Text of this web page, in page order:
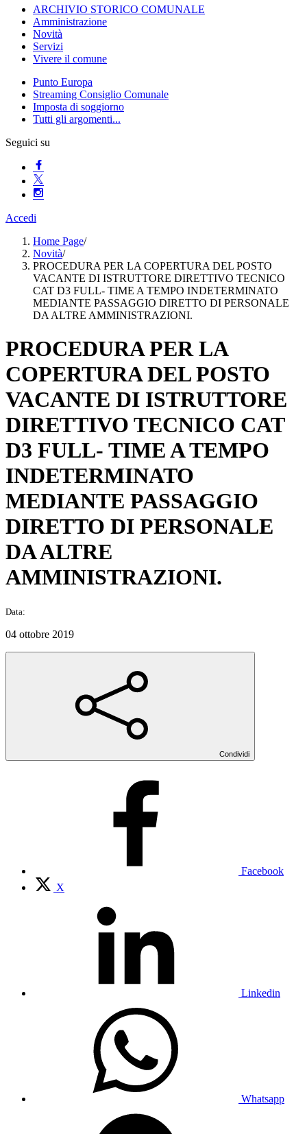
ARCHIVIO STORICO COMUNALE
Amministrazione
Novità
Servizi
Vivere il comune
Punto Europa
Streaming Consiglio Comunale
Imposta di soggiorno
Tutti gli argomenti...
Seguici su
Accedi
Home Page/
Novità/
PROCEDURA PER LA COPERTURA DEL POSTO
VACANTE DI ISTRUTTORE DIRETTIVO TECNICO
CAT D3 FULL- TIME A TEMPO INDETERMINATO
MEDIANTE PASSAGGIO DIRETTO DI PERSONALE
DA ALTRE AMMINISTRAZIONI.
PROCEDURA PER LA
COPERTURA DEL POSTO
VACANTE DI ISTRUTTORE
DIRETTIVO TECNICO CAT
D3 FULL- TIME A TEMPO
INDETERMINATO
MEDIANTE PASSAGGIO
DIRETTO DI PERSONALE
DA ALTRE
AMMINISTRAZIONI.
Data:
04 ottobre 2019
Condividi
Facebook
X
Linkedin
Whatsapp